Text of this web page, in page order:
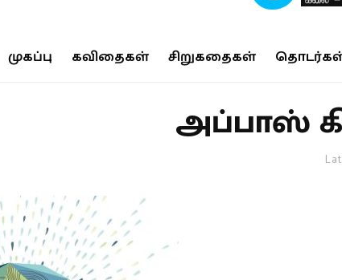
முகப்பு கவிதைகள் சிறுகதைகள்
அப்பாஸ்